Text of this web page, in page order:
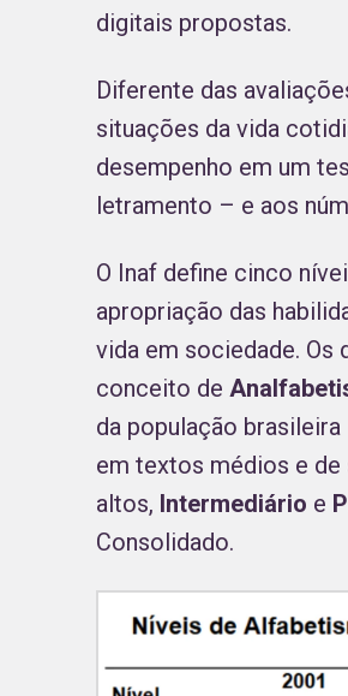
digitais propostas.
Diferente das
situações da vida
desempenho em um
letramento – e aos
O Inaf define cinco
apropriação das
vida em sociedade. Os
conceito de
da população
em textos médios e
altos, Intermediário e
Consolidado.